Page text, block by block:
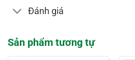
Đánh giá
Sản phẩm tương tự